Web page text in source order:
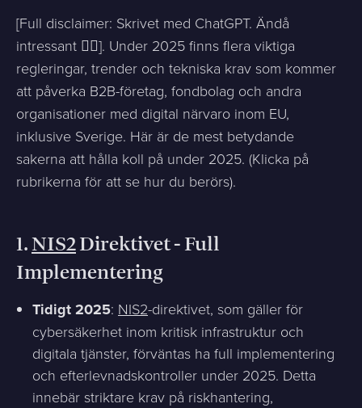
[Full disclaimer: Skrivet med ChatGPT. Ändå
intressant ✌🏻]. Under 2025 finns flera viktiga
regleringar, trender och tekniska krav som kommer
att påverka B2B-företag, fondbolag och andra
organisationer med digital närvaro inom EU,
inklusive Sverige. Här är de mest betydande
sakerna att hålla koll på under 2025. (Klicka på
rubrikerna för att se hur du berörs).
1.NIS2Direktivet - Full
Implementering
Tidigt 2025: NIS2-direktivet, som gäller för
cybersäkerhet inom kritisk infrastruktur och
digitala tjänster, förväntas ha full implementering
och efterlevnadskontroller under 2025. Detta
innebär striktare krav på riskhantering,